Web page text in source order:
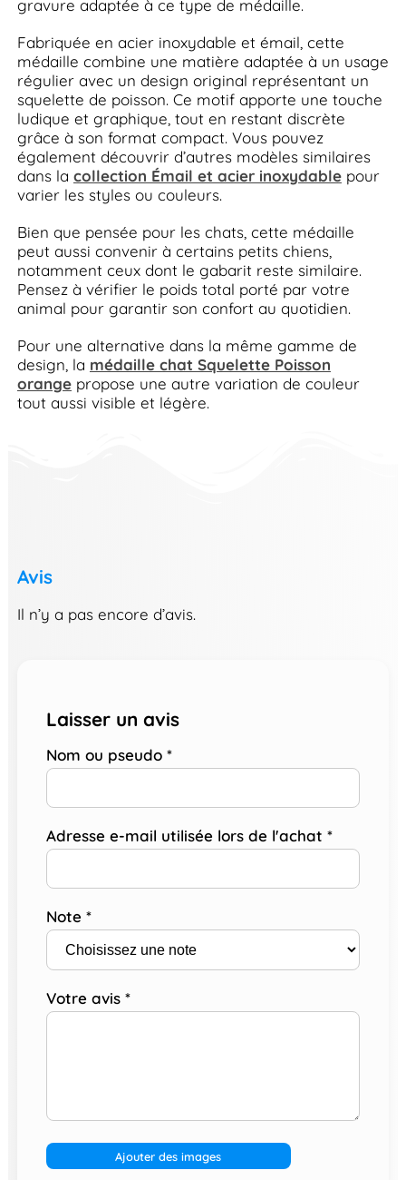
gravure adaptée à ce type de médaille.
Fabriquée en acier inoxydable et émail, cette
médaille combine une matière adaptée à un usage
régulier avec un design original représentant un
squelette de poisson. Ce motif apporte une touche
ludique et graphique, tout en restant discrète
grâce à son format compact. Vous pouvez
également découvrir d’autres modèles similaires
dans la collection Émail et acier inoxydablepour
varier les styles ou couleurs.
Bien que pensée pour les chats, cette médaille
peut aussi convenir à certains petits chiens,
notamment ceux dont le gabarit reste similaire.
Pensez à vérifier le poids total porté par votre
animal pour garantir son confort au quotidien.
Pour une alternative dans la même gamme de
design, la médaille chat Squelette Poisson
orangepropose une autre variation de couleur
tout aussi visible et légère.
Avis
Il n’y a pas encore d’avis.
Laisser un avis
Nom ou pseudo *
Adresse e-mail utilisée lors de l'achat *
Note *
Votre avis *
Ajouter des images